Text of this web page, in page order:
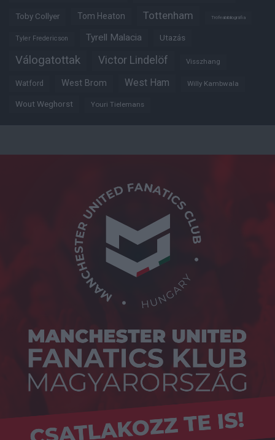
Toby Collyer Tom Heaton Tottenham Trófeabibliográfia
Tyler Fredericson Tyrell Malacia Utazás
Válogatottak Victor Lindelöf Visszhang
Watford West Brom West Ham Willy Kambwala
Wout Weghorst Youri Tielemans